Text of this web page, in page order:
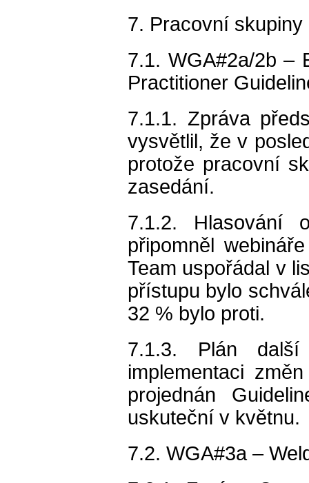
7. Pracovní skupiny
7.1. WGA#2a/2b –
Practitioner
7.1.1. Zpráva
vysvětlil, že v
protože pracovní
zasedání.
7.1.2. Hlasování
připomněl
Team uspořádal v
přístupu bylo
32 % bylo proti.
7.1.3. Plán
implementaci
projednán
uskuteční v květnu.
7.2. WGA#3a –